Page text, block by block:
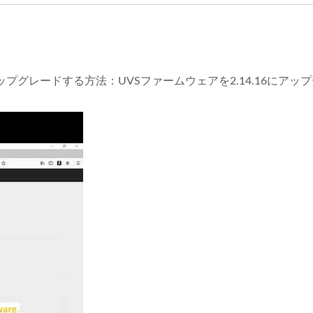
グレードする方法：UVSファームウェアを2.14.16にアップ